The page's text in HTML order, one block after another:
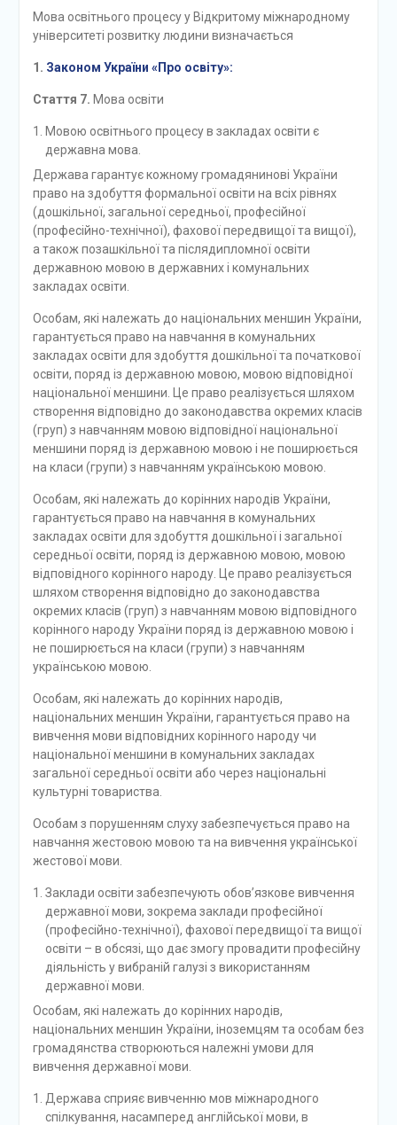
академією неперервної
освіти ім. М. В.
Здобувачка освіти
коледжу Катерина Лугова
відзначена Почесною
міської ради
Мова освітнього процесу у Відкритому міжнародному
університеті розвитку людини визначається
1. Законом України «Про освіту»:
Стаття 7. Мова освіти
Мовою освітнього процесу в закладах освіти є
державна мова.
Держава гарантує кожному громадянинові України
право на здобуття формальної освіти на всіх рівнях
(дошкільної, загальної середньої, професійної
(професійно-технічної), фахової передвищої та вищої),
а також позашкільної та післядипломної освіти
державною мовою в державних і комунальних
закладах освіти.
Особам, які належать до національних меншин України,
гарантується право на навчання в комунальних
закладах освіти для здобуття дошкільної та початкової
освіти, поряд із державною мовою, мовою відповідної
національної меншини. Це право реалізується шляхом
створення відповідно до законодавства окремих класів
(груп) з навчанням мовою відповідної національної
меншини поряд із державною мовою і не поширюється
на класи (групи) з навчанням українською мовою.
Особам, які належать до корінних народів України,
гарантується право на навчання в комунальних
закладах освіти для здобуття дошкільної і загальної
середньої освіти, поряд із державною мовою, мовою
відповідного корінного народу. Це право реалізується
шляхом створення відповідно до законодавства
окремих класів (груп) з навчанням мовою відповідного
корінного народу України поряд із державною мовою і
не поширюється на класи (групи) з навчанням
українською мовою.
Особам, які належать до корінних народів,
національних меншин України, гарантується право на
вивчення мови відповідних корінного народу чи
національної меншини в комунальних закладах
загальної середньої освіти або через національні
культурні товариства.
Особам з порушенням слуху забезпечується право на
навчання жестовою мовою та на вивчення української
жестової мови.
Заклади освіти забезпечують обов’язкове вивчення
державної мови, зокрема заклади професійної
(професійно-технічної), фахової передвищої та вищої
освіти – в обсязі, що дає змогу провадити професійну
діяльність у вибраній галузі з використанням
державної мови.
Особам, які належать до корінних народів,
національних меншин України, іноземцям та особам без
громадянства створюються належні умови для
вивчення державної мови.
Держава сприяє вивченню мов міжнародного
спілкування, насамперед англійської мови, в